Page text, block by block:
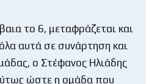
το 6, μεταφράζεται και
αυτά σε συνάρτηση και
ο Στέφανος Ηλιάδης
ώστε η ομάδα που